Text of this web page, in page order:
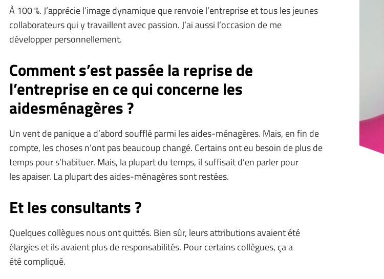
À 100 %. J’apprécie l’image dynamique que renvoie l’entreprise et tous les jeunes
collaborateurs qui y travaillent avec passion. J’ai aussi l’occasion de me
développer personnellement.
Comment s’est passée la reprise de
l’entreprise en ce qui concerne les
aidesménagères ?
Un vent de panique a d’abord soufflé parmi les aides-ménagères. Mais, en fin de
compte, les choses n’ont pas beaucoup changé. Certains ont eu besoin de plus de
temps pour s’habituer. Mais, la plupart du temps, il suffisait d’en parler pour
les apaiser. La plupart des aides-ménagères sont restées.
Et les consultants ?
Quelques collègues nous ont quittés. Bien sûr, leurs attributions avaient été
élargies et ils avaient plus de responsabilités. Pour certains collègues, ça a
été compliqué.